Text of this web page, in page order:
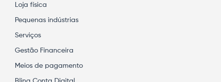
Loja física
Pequenas indústrias
Serviços
Gestão Financeira
Meios de pagamento